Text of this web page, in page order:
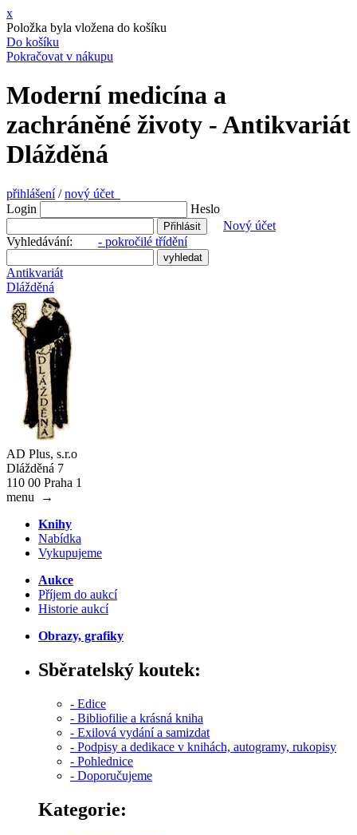
x
Položka byla vložena do košíku
Do košíku
Pokračovat v nákupu
Moderní medicína a
zachráněné životy - Antikvariát
Dlážděná
přihlášení/nový účet
Login
Heslo
Nový účet
Vyhledávání: - pokročilé třídění
Antikvariát
Dlážděná
AD Plus, s.r.o
Dlážděná 7
110 00 Praha 1
menu
→
Knihy
Nabídka
Vykupujeme
Aukce
Příjem do aukcí
Historie aukcí
Obrazy, grafiky
Sběratelský koutek:
- Edice
- Bibliofilie a krásná kniha
- Exilová vydání a samizdat
- Podpisy a dedikace v knihách, autogramy, rukopisy
- Pohlednice
- Doporučujeme
Kategorie: